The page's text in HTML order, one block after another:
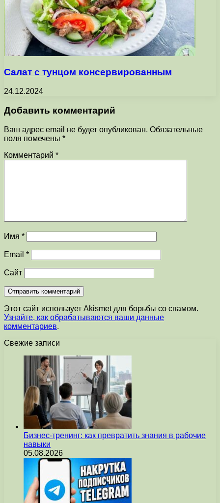
Салат с тунцом консервированным
24.12.2024
Добавить комментарий
Ваш адрес email не будет опубликован. Обязательные
поля помечены *
Комментарий *
Имя *
Email *
Сайт
Этот сайт использует Akismet для борьбы со спамом.
Узнайте, как обрабатываются ваши данные
комментариев.
Свежие записи
Бизнес-тренинг: как превратить знания в рабочие
навыки
05.08.2026